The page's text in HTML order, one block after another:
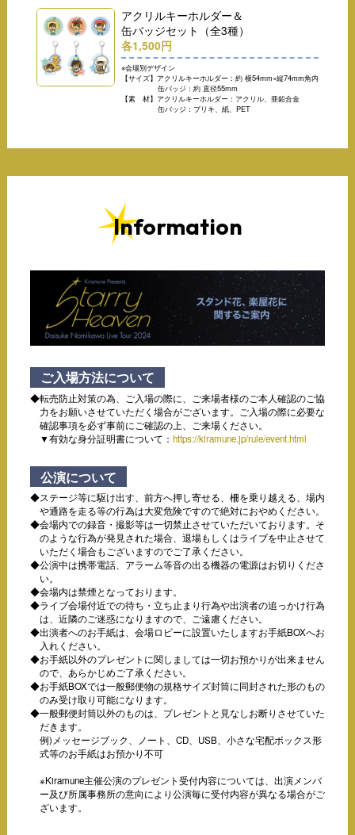
アクリルキーホルダー＆
缶バッジセット（全3種）
各1,500円
※会場別デザイン
【サイズ】アクリルキーホルダー：約 横54mm×縦74mm角内
缶バッジ：約 直径55mm
【素 材】アクリルキーホルダー：アクリル、亜鉛合金
缶バッジ：ブリキ、紙、PET
Information
ご入場方法について
転売防止対策の為、ご入場の際に、ご来場者様のご本人確認のご協
力をお願いさせていただく場合がございます。ご入場の際に必要な
確認事項を必ず事前にご確認の上、ご来場ください。
▼有効な身分証明書について： https://kiramune.jp/rule/event.html
公演について
ステージ等に駆け出す、前方へ押し寄せる、柵を乗り越える、場内
や通路を走る等の行為は大変危険ですので絶対におやめください。
会場内での録音・撮影等は一切禁止させていただいております。そ
のような行為が発見された場合、退場もしくはライブを中止させて
いただく場合もございますのでご了承ください。
公演中は携帯電話、アラーム等音の出る機器の電源はお切りくださ
い。
会場内は禁煙となっております。
ライブ会場付近での待ち・立ち止まり行為や出演者の追っかけ行為
は、近隣のご迷惑になりますので、ご遠慮ください。
出演者へのお手紙は、会場ロビーに設置いたしますお手紙BOXへお
入れください。
お手紙以外のプレゼントに関しましては一切お預かりが出来ません
ので、あらかじめご了承ください。
お手紙BOXでは一般郵便物の規格サイズ封筒に同封された形のもの
のみ受け取り可能になります。
一般郵便封筒以外のものは、プレゼントと見なしお断りさせていた
だきます。
例)メッセージブック、ノート、CD、USB、小さな宅配ボックス形
式等のお手紙はお預かり不可
※Kiramune主催公演のプレゼント受付内容については、出演メンバ
ー及び所属事務所の意向により公演毎に受付内容が異なる場合がご
ざいます。